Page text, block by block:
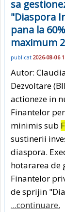
sa
"Diaspora
pana la
maximum
publicat 2026-08-06
Autor:
Dezvoltare
actioneze in
Finantelor
minimis sub
sustinerii
diaspora.
hotararea de
Finantelor
de sprijin
...continuare.